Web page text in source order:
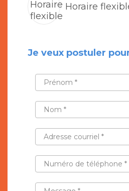
Horaire
Je veux postuler
PRÉNOM
NOM
ADRESSE
COURRIEL
*
NUMÉRO
TÉLÉPHONE
*MESSAGE